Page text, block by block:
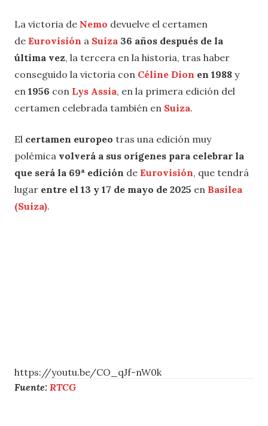
La victoria de Nemo devuelve el certamen
de Eurovisión a Suiza 36 años después de la
última vez, la tercera en la historia, tras haber
conseguido la victoria con Céline Dion en 1988 y
en 1956 con Lys Assia, en la primera edición del
certamen celebrada también en Suiza.
El certamen europeo tras una edición muy
polémica volverá a sus orígenes para celebrar la
que será la 69ª edición de Eurovisión, que tendrá
lugar entre el 13 y 17 de mayo de 2025 en Basilea
(Suiza).
https://youtu.be/CO_qJf-nW0k
Fuente: RTCG